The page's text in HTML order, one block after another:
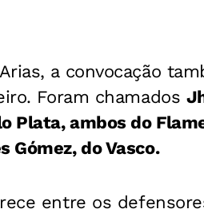
a convocação
Foram chamados
Plata, ambos do
Gómez, do Vasco.
entre os